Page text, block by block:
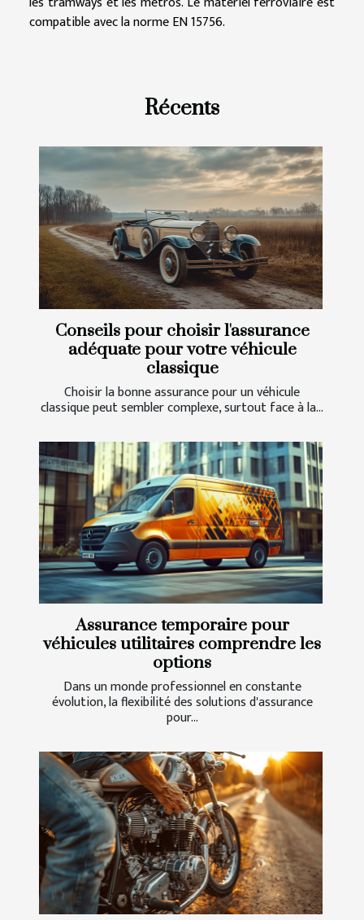
compatible avec la norme EN 15756.
Récents
Conseils pour choisir l'assurance
adéquate pour votre véhicule
classique
Choisir la bonne assurance pour un véhicule
classique peut sembler complexe, surtout face à la...
Assurance temporaire pour
véhicules utilitaires comprendre les
options
Dans un monde professionnel en constante
évolution, la flexibilité des solutions d'assurance
pour...